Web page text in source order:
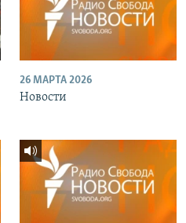
26 МАРТА 2026
Новости